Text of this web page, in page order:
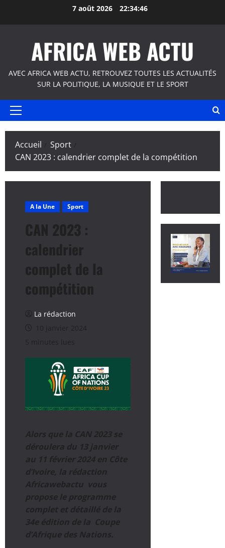
7 août 2026 22:34:47
AFRICA WEB ACTU
AVEC AFRICA WEB ACTU, RETROUVEZ TOUTES LES ACTUALITÉS
SUR LA POLITIQUE, LA MUSIQUE ET LE SPORT
Menu
Accueil
Sport
CAN 2023 : calendrier complet de la compétition
A la Une Sport
CAN 2023 :
calendrier
complet de la
compétition
La rédaction
10 janvier 2024
5 minutes lues
Alors que la CAN 2023 se
déroulera du 13 janvier
au 11 février 2024 en Côte
d’Ivoire, la rédaction
Africawebactu vous
propose le programme
complet et détaillé de la
34e édition de la Coupe
d’Afrique des Nations.